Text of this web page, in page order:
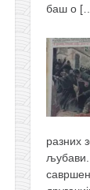
баш о
разних
љубави.